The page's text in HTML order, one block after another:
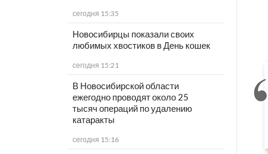
сегодня 15:35
Новосибирцы показали своих
любимых хвостиков в День кошек
сегодня 15:21
В Новосибирской области
ежегодно проводят около 25
тысяч операций по удалению
катаракты
сегодня 15:16